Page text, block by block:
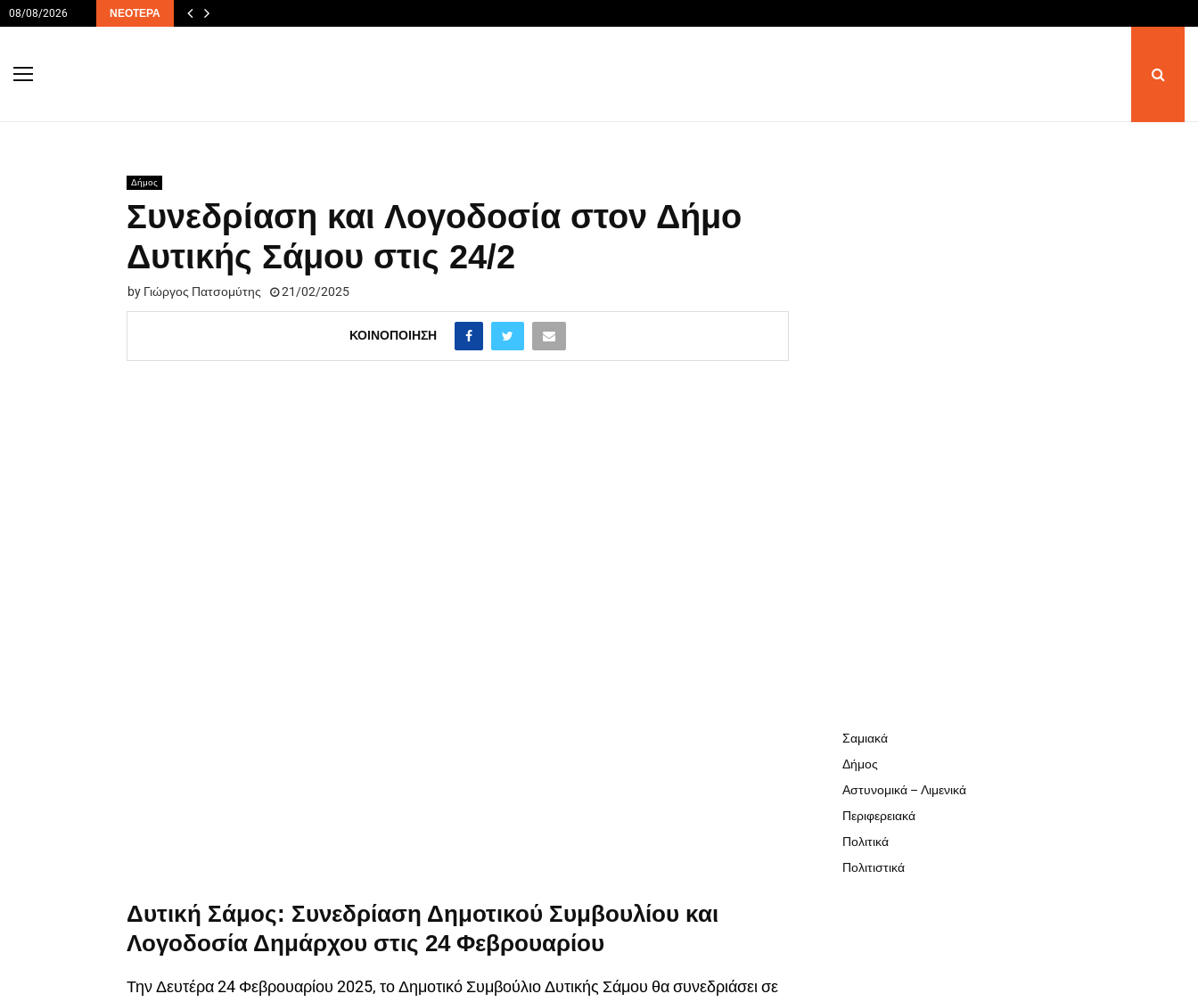
08/08/2026 ΝΕΌΤΕΡΑ
Δήμος
Συνεδρίαση και Λογοδοσία στον Δήμο
Δυτικής Σάμου στις 24/2
by Γιώργος Πατσομύτης 21/02/2025
ΚΟΙΝΟΠΟΊΗΣΗ
Δυτική Σάμος: Συνεδρίαση Δημοτικού Συμβουλίου και
Λογοδοσία Δημάρχου στις 24 Φεβρουαρίου
Την Δευτέρα 24 Φεβρουαρίου 2025, το Δημοτικό Συμβούλιο Δυτικής Σάμου θα συνεδριάσει σε
Σαμιακά
Δήμος
Αστυνομικά – Λιμενικά
Περιφερειακά
Πολιτικά
Πολιτιστικά